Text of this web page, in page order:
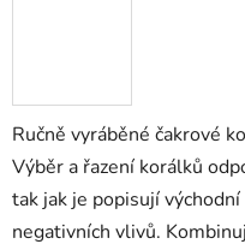
Ručně vyráběné čakrové
Výběr a řazení korálků
tak jak je popisují
negativních vlivů.